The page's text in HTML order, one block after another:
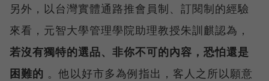
另外，以台灣實體通路推會員制、訂閱制的經驗
來看，元智大學管理學院助理教授朱訓麒認為，
若沒有獨特的選品、非你不可的內容，恐怕還是
困難的 。他以好市多為例指出，客人之所以願意